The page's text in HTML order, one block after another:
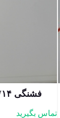
فشنگی A۲۵ fahrion SW۱۴
تماس بگیرید